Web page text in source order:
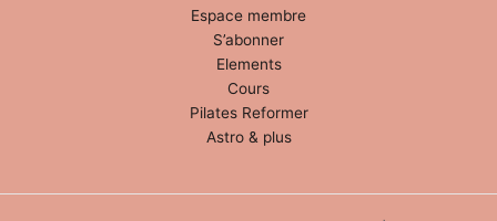
Espace membre
S’abonner
Elements
Cours
Pilates Reformer
Astro & plus